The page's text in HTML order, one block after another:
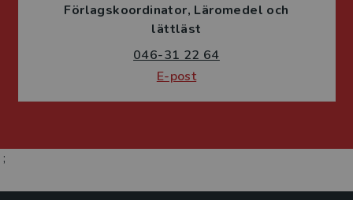
Förlagskoordinator Läromedel och
lättläst
046-31 22 64
E-post
;